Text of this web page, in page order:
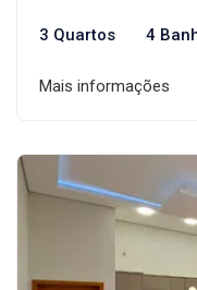
3 Quartos 4
Mais informações